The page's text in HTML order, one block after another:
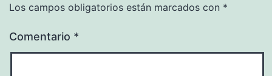
Los campos obligatorios están marcados con *
Comentario *